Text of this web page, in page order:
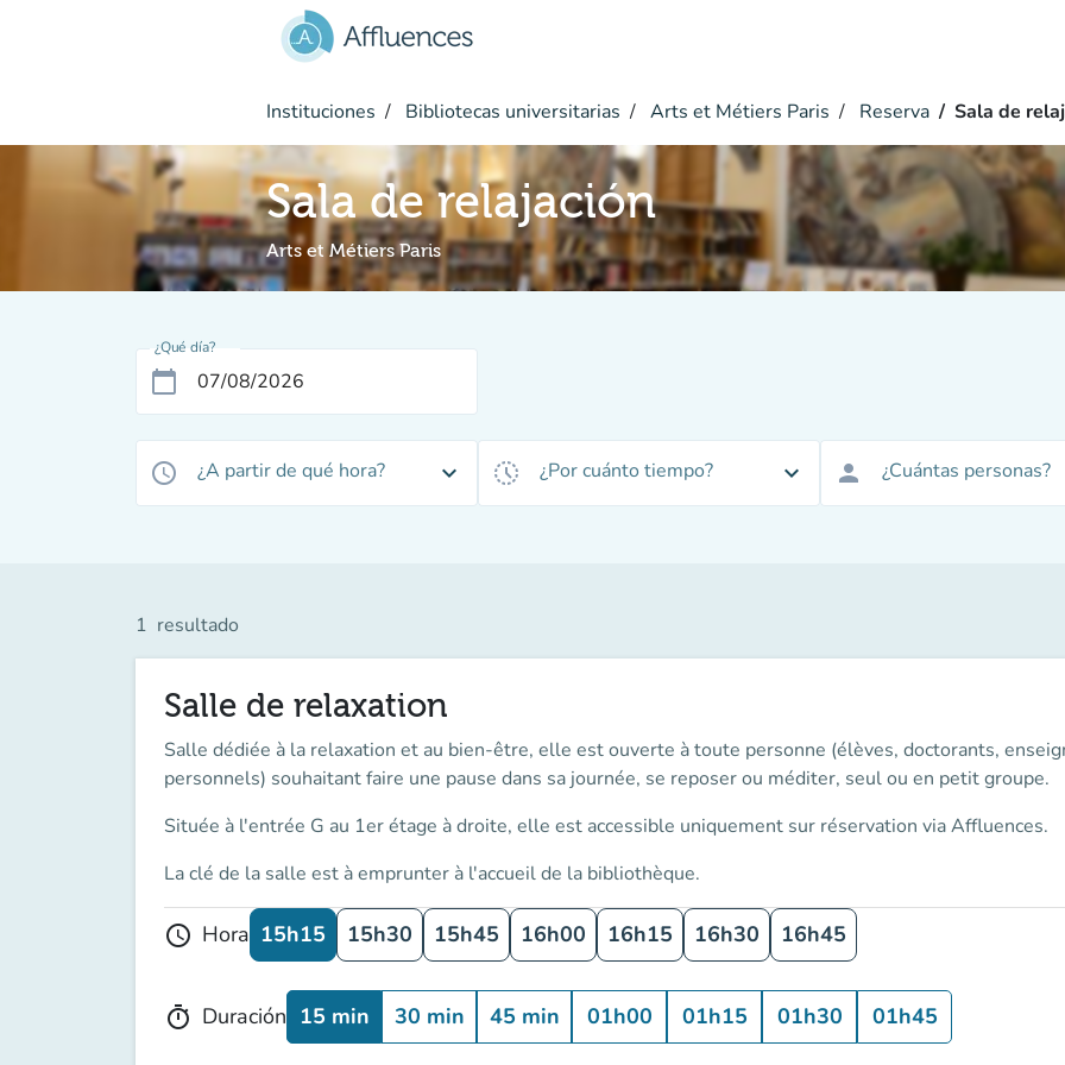
Instituciones Bibliotecas universitarias Arts et Métiers Paris Reserva Sala de
Sala de relajación
Arts et Métiers Paris
¿Qué día?
calendar_today
access_time ¿A partir de qué hora? expand_more history_toggle_off ¿Por cuánto tiempo? expand_more person ¿Cuántas personas?
1 resultado
Salle de relaxation
Salle dédiée à la relaxation et au bien-être, elle est ouverte à toute personne (élèves, doctorants,
personnels) souhaitant faire une pause dans sa journée, se reposer ou méditer, seul ou en petit groupe.
Située à l'entrée G au 1er étage à droite, elle est accessible uniquement sur réservation via Affluences.
La clé de la salle est àemprunter à l'accueil de la bibliothèque.
schedule Hora 15h15 15h30 15h45 16h00 16h15 16h30 16h45
timer Duración 15 min 30 min 45 min 01h00 01h15 01h30 01h45